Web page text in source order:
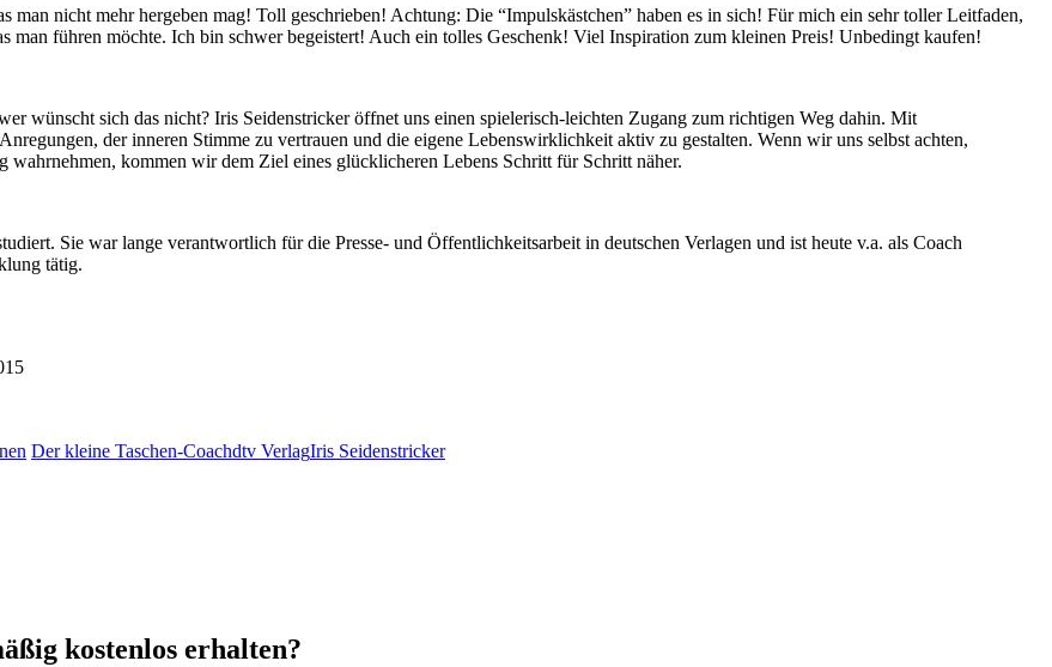
man nicht mehr hergeben mag! Toll geschrieben! Achtung: Die “Impulskästchen” haben es in sich! Für mich ein sehr toller Leitfaden,
man führen möchte. Ich bin schwer begeistert! Auch ein tolles Geschenk! Viel Inspiration zum kleinen Preis! Unbedingt kaufen!
wünscht sich das nicht? Iris Seidenstricker öffnet uns einen spielerisch-leichten Zugang zum richtigen Weg dahin. Mit
der inneren Stimme zu vertrauen und die eigene Lebenswirklichkeit aktiv zu gestalten. Wenn wir uns selbst achten,
wahrnehmen, kommen wir dem Ziel eines glücklicheren Lebens Schritt für Schritt näher.
Sie war lange verantwortlich für die Presse- und Öffentlichkeitsarbeit in deutschen Verlagen und ist heute v.a. als Coach
tätig.
Der kleine Taschen-Coachdtv VerlagIris Seidenstricker
kostenlos erhalten?